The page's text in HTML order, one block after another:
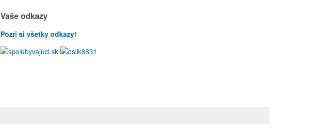
Vaše odkazy
Pozri si všetky odkazy!